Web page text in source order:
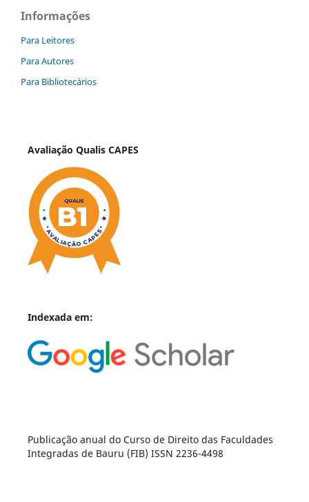
Informações
Para Leitores
Para Autores
Para Bibliotecários
Avaliação Qualis CAPES
Indexada em:
Publicação anual do Curso de Direito das Faculdades
Integradas de Bauru (FIB) ISSN 2236-4498